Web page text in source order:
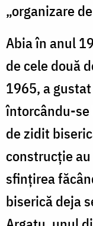
„organizare
Abia în anul
de cele două
1965, a
întorcându-se
de zidit
construcție
sfințirea
biserică deja